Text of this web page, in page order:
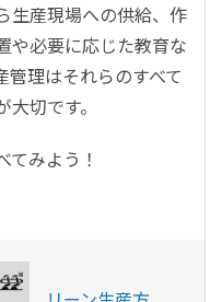
生産現場への供給、作
や必要に応じた教育な
管理はそれらのすべて
切です。
てみよう！